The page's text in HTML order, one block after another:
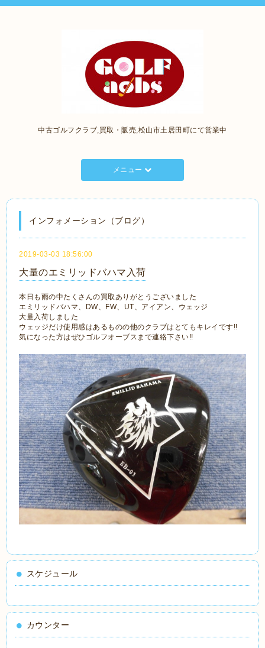
中古ゴルフクラブ,買取・販売,松山市土居田町にて営業中
メニュー
インフォメーション（ブログ）
2019-03-03 18:56:00
大量のエミリッドバハマ入荷
本日も雨の中たくさんの買取ありがとうございました
エミリッドバハマ、DW、FW、UT、アイアン、ウェッジ
大量入荷しました
ウェッジだけ使用感はあるものの他のクラブはとてもキレイです!!
気になった方はぜひゴルフオーブスまで連絡下さい!!
スケジュール
カウンター